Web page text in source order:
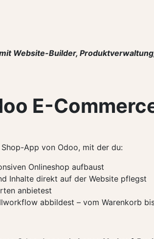
Website-Builder,
E-
App von Odoo, mit der du:
Onlineshop aufbaust
Inhalte direkt auf der Website pflegst
anbietest
abbildest – vom Warenkorb